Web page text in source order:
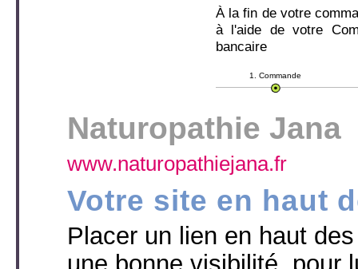
À la fin de votre
à l'aide de votre
bancaire
1. Commande
Naturopathie Jana
www.naturopathiejana.fr
Votre site en haut
Placer un lien en haut
une bonne visibilité, pour